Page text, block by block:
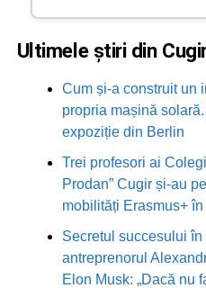
Ultimele știri din
Cum și-a construit un
propria mașină
expoziție din Berlin
Trei profesori ai
Prodan” Cugir și-au
mobilități Erasmus+
Secretul succesului
antreprenorul
Elon Musk: „Dacă nu